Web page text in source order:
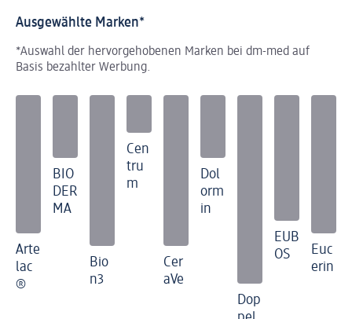
Ausgewählte Marken*
*Auswahl der hervorgehobenen Marken bei dm-med auf
Basis bezahlter Werbung.
Arte
lac
®
BIO
DER
MA
Bio
n3
Cen
tru
m
Cer
aVe
Dol
orm
in
Dop
EUB
OS
Euc
erin